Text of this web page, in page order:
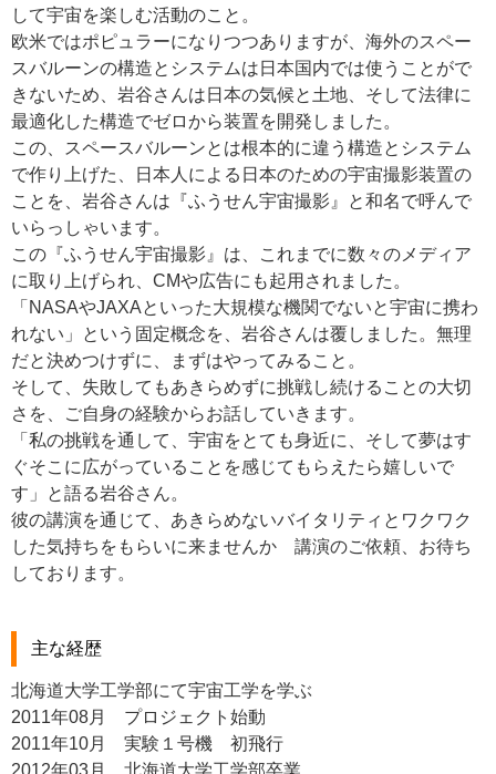
して宇宙を楽しむ活動のこと。
欧米ではポピュラーになりつつありますが、海外のスペー
スバルーンの構造とシステムは日本国内では使うことがで
きないため、岩谷さんは日本の気候と土地、そして法律に
最適化した構造でゼロから装置を開発しました。
この、スペースバルーンとは根本的に違う構造とシステム
で作り上げた、日本人による日本のための宇宙撮影装置の
ことを、岩谷さんは『ふうせん宇宙撮影』と和名で呼んで
いらっしゃいます。
この『ふうせん宇宙撮影』は、これまでに数々のメディア
に取り上げられ、CMや広告にも起用されました。
「NASAやJAXAといった大規模な機関でないと宇宙に携わ
れない」という固定概念を、岩谷さんは覆しました。無理
だと決めつけずに、まずはやってみること。
そして、失敗してもあきらめずに挑戦し続けることの大切
さを、ご自身の経験からお話していきます。
「私の挑戦を通して、宇宙をとても身近に、そして夢はす
ぐそこに広がっていることを感じてもらえたら嬉しいで
す」と語る岩谷さん。
彼の講演を通じて、あきらめないバイタリティとワクワク
した気持ちをもらいに来ませんか 講演のご依頼、お待ち
しております。
主な経歴
北海道大学工学部にて宇宙工学を学ぶ
2011年08月 プロジェクト始動
2011年10月 実験１号機 初飛行
2012年03月 北海道大学工学部卒業